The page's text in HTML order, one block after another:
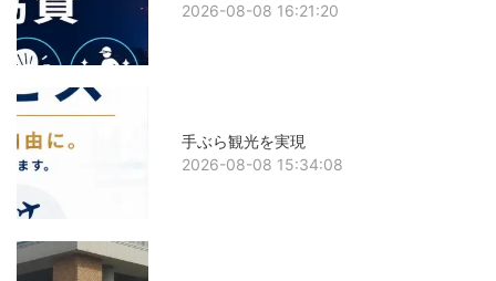
2026-08-08 16:21:20
手ぶら観光を実現
2026-08-08 15:34:08